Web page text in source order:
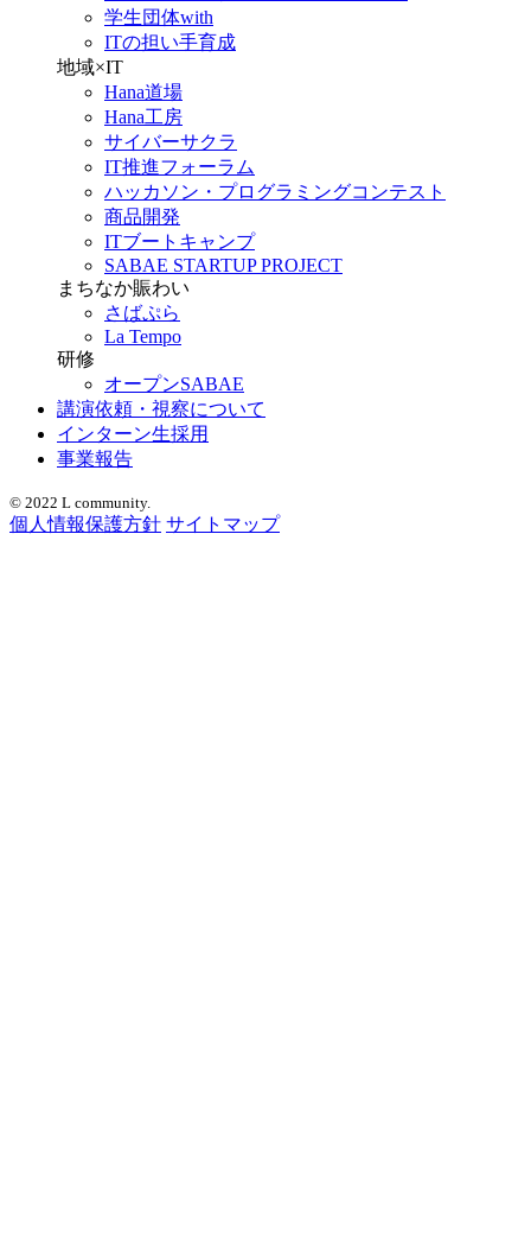
学生団体with
ITの担い手育成
地域×IT
Hana道場
Hana工房
サイバーサクラ
IT推進フォーラム
ハッカソン・プログラミングコンテスト
商品開発
ITブートキャンプ
SABAE STARTUP PROJECT
まちなか賑わい
さばぷら
La Tempo
研修
オープンSABAE
講演依頼・視察について
インターン生採用
事業報告
© 2022 L community.
個人情報保護方針 サイトマップ